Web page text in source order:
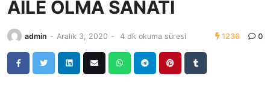
AİLE OLMA SANATI
admin - Aralık 3, 2020 - 4 dk okuma süresi 1236 0